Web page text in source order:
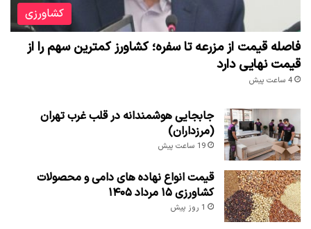
کشاورزی
فاصله قیمت از مزرعه تا سفره؛ کشاورز کمترین سهم را از
قیمت نهایی دارد
4 ساعت پیش
جابجایی هوشمندانه در قلب غرب تهران
(مرزداران)
19 ساعت پیش
قیمت انواع نهاده های دامی و محصولات
کشاورزی ۱۵ مرداد ۱۴۰۵
1 روز پیش